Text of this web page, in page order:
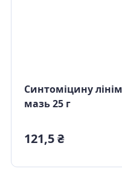
Синтоміцину
мазь 25 г
121,5 ₴